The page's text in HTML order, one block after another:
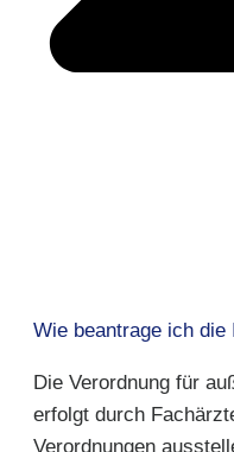
Wie beantrage ich die
Die Verordnung für
erfolgt durch
Verordnungen